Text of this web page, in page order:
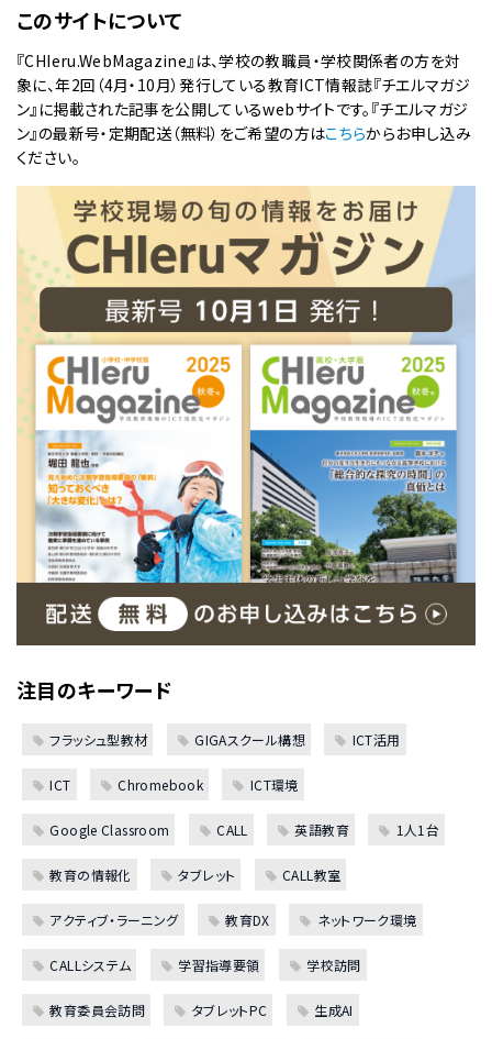
このサイトについて
『CHIeru.WebMagazine』は、学校の教職員・学校関係者の方を対
象に、年2回（4月・10月）発行している教育ICT情報誌『チエルマガジ
ン』に掲載された記事を公開しているwebサイトです。『チエルマガジ
ン』の最新号・定期配送（無料）をご希望の方はこちらからお申し込み
ください。
注目のキーワード
フラッシュ型教材 GIGAスクール構想 ICT活用
ICT Chromebook ICT環境
Google Classroom CALL 英語教育 1人1台
教育の情報化 タブレット CALL教室
アクティブ・ラーニング 教育DX ネットワーク環境
CALLシステム 学習指導要領 学校訪問
教育委員会訪問 タブレットPC 生成AI